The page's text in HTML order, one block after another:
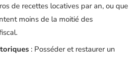
de recettes locatives par an, ou que
moins de la moitié des
: Posséder et restaurer un